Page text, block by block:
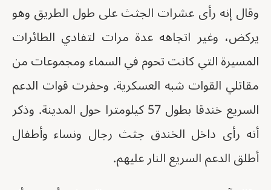
وقال إنه رأى عشرات الجثث على طول الطريق وهو
يركض، وغير اتجاهه عدة مرات لتفادي الطائرات
المسيرة التي كانت تحوم في السماء ومجموعات من
مقاتلي القوات شبه العسكرية. وحفرت قوات الدعم
السريع خندقا بطول 57 كيلومترا حول المدينة. وذكر
أنه رأى داخل الخندق جثث رجال ونساء وأطفال
أطلق الدعم السريع النار عليهم.